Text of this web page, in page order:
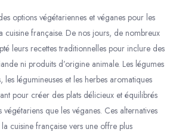
options végétariennes et véganes pour les
cuisine française. De nos jours, de nombreux
leurs recettes traditionnelles pour inclure des
ni produits d’origine animale. Les légumes
les légumineuses et les herbes aromatiques
pour créer des plats délicieux et équilibrés
végétariens que les véganes. Ces alternatives
cuisine française vers une offre plus